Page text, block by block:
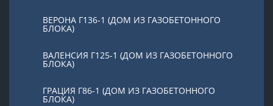
ВЕРОНА Г136-1 (ДОМ ИЗ ГАЗОБЕТОННОГО
БЛОКА)
ВАЛЕНСИЯ Г125-1 (ДОМ ИЗ ГАЗОБЕТОННОГО
БЛОКА)
ГРАЦИЯ Г86-1 (ДОМ ИЗ ГАЗОБЕТОННОГО
БЛОКА)